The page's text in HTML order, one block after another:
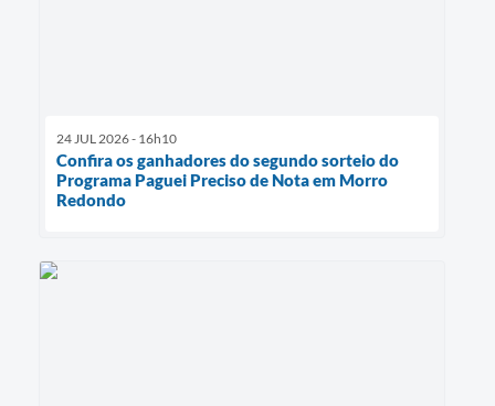
24 JUL 2026 - 16h10
Confira os ganhadores do segundo sorteio do
Programa Paguei Preciso de Nota em Morro
Redondo